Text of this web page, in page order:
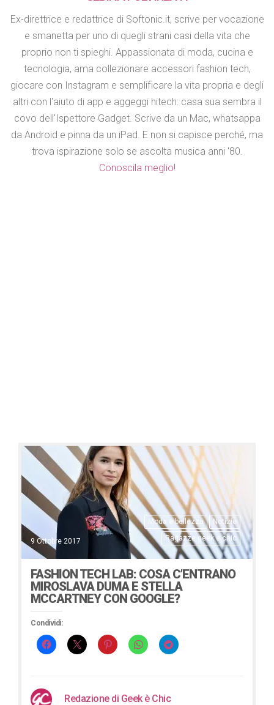
Ex-direttrice e redattrice di Softonic.it, scrive per vocazione
e smanetta per uno di quegli strani casi della vita che
proprio non ti spieghi. Appassionata di moda, cucina e
tecnologia, ama collezionare accessori fashion tech,
giocare con Instagram e semplificare la vita propria e degli
altri con l'aiuto di app e aggeggi hitech: casa sua sembra il
covo dell'Ispettore Gadget. Scrive da un Mac, whatsappa
da Android e pinna da un iPad. E non si capisce perché, ma
trova ispirazione solo se ascolta musica anni '80.
Conoscila meglio!
Moda e bellezza
Notizie
Ragazze geek e chic
9 Ottobre 2017
FASHION TECH LAB: COSA C’ENTRANO
MIROSLAVA DUMA E STELLA
MCCARTNEY CON GOOGLE?
Condividi:
Redazione di Geek è Chic